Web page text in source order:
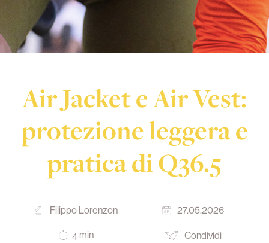
Air Jacket e Air Vest:
protezione leggera e
pratica di Q36.5
Filippo Lorenzon 27.05.2026
4 min Condividi